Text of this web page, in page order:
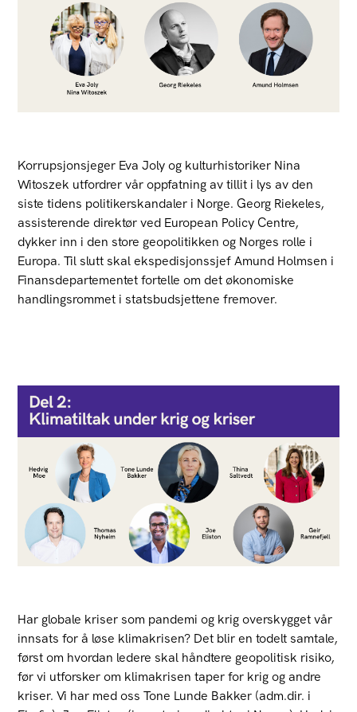
Korrupsjonsjeger Eva Joly og kulturhistoriker Nina
Witoszek utfordrer vår oppfatning av tillit i lys av den
siste tidens politikerskandaler i Norge. Georg Riekeles,
assisterende direktør ved European Policy Centre,
dykker inn i den store geopolitikken og Norges rolle i
Europa. Til slutt skal ekspedisjonssjef Amund Holmsen i
Finansdepartementet fortelle om det økonomiske
handlingsrommet i statsbudsjettene fremover.
Har globale kriser som pandemi og krig overskygget vår
innsats for å løse klimakrisen? Det blir en todelt samtale,
først om hvordan ledere skal håndtere geopolitisk risiko,
før vi utforsker om klimakrisen taper for krig og andre
kriser. Vi har med oss Tone Lunde Bakker (adm.dir. i